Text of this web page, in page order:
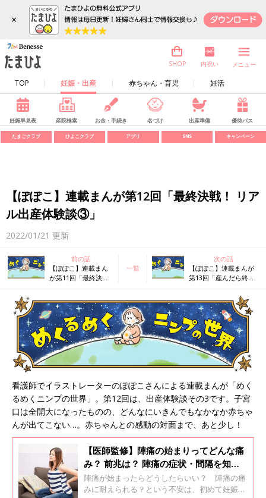
×
TOP 妊娠・出産 赤ちゃん・育児 妊活
SHOP 内祝い メニュー
妊娠早見表 産院検索 お金・手続き 名づけ 出産準備 優待パス
たまごクラブ ひよこクラブ アプリ SNS キャンペーン
【ぽぽこ】連載まんが第12回「最終決戦！ リア
ル出産体験談③」
2022/01/21 更新
前の話
【ぽぽこ】連載まん
が第11回「最終決戦!
一覧
次の話
【ぽぽこ】連載まんが
第13回「産んだら終わ
看護師でイラストレーターのぽぽこさんによる連載まんが「めく
るめくニンプの世界」。第12回は、出産体験談その3です。子宮
口は全開大になったものの、どんなにいきんでもなかなか赤ちゃ
んが出てこない…。赤ちゃんとの感動の対面まで、あと少し！
【医師監修】陣痛の始まりってどんな痛
み？ 前兆は？ 陣痛の症状・間隔を知っ
て痛みの対処法を
陣痛が始まったらどうしたらいい？ 陣痛の痛
みに耐えられる？という不安は、初めて妊娠、